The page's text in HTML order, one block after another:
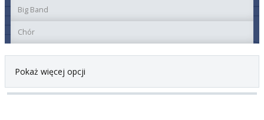
Big Band
Chór
Pokaż więcej opcji